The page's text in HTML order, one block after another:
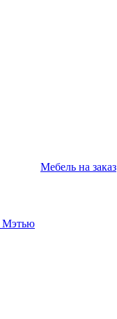
Мэтью
Мебель на заказ